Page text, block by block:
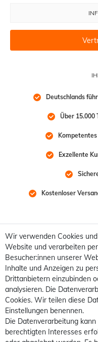
Deutschlands
Über 15.000
Exzellente
Kostenloser
Wir verwenden Cookies
Website und verarbeiten
Besucher:innen unserer
Inhalte und Anzeigen zu
Drittanbietern einzubinden
analysieren. Die
Cookies. Wir teilen diese
Einstellungen benennen.
Die Datenverarbeitung
berechtigten Interesses